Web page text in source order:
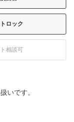
ロック
相談可
いです。